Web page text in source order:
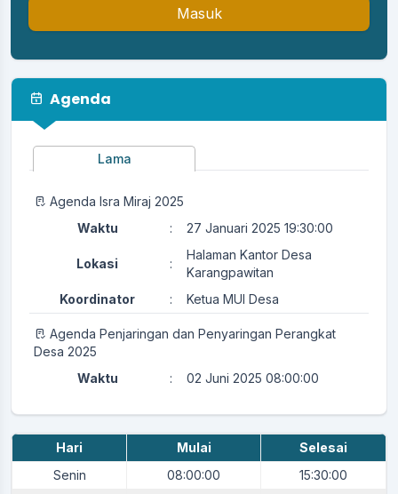
Masuk
Agenda
Lama
Agenda Isra Miraj 2025
Waktu
: 27 Januari 2025 19:30:00
Lokasi :
Halaman Kantor Desa
Karangpawitan
Koordinator
: Ketua MUI Desa
Agenda Penjaringan dan Penyaringan Perangkat
Desa 2025
Waktu
:
02 Juni 2025 08:00:00
Koordinator
Tim Penjaringan dan
Penyaringan Perangkat Desa
Agenda Milangkala Desa Karangpawitan ke-47
Hari Mulai
Selesai
Senin
08:00:00
15:30:00